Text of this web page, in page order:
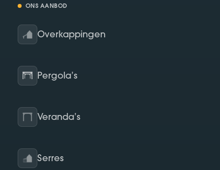
ONS AANBOD
Overkappingen
Pergola’s
Veranda’s
Serres